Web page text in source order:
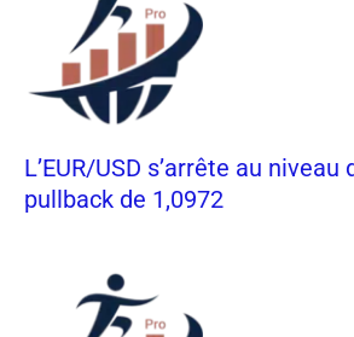
L’EUR/USD s’arrête au niveau
pullback de 1,0972